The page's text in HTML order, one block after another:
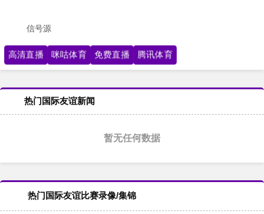
信号源
高清直播 咪咕体育 免费直播 腾讯体育
热门国际友谊新闻
暂无任何数据
热门国际友谊比赛录像/集锦